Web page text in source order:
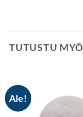
TUTUSTU
Ale!